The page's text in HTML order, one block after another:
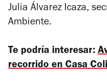
Julia Álvarez Icaza,
Ambiente.
Te podría interesar:
recorrido en Casa